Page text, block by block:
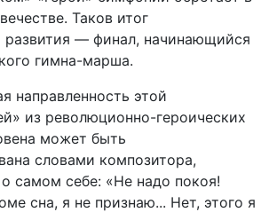
Таков итог
развития — финал, начинающийся
гимна-марша.
направленность этой
из революционно-героических
может быть
словами композитора,
самом себе: «Не надо покоя!
сна, я не признаю... Нет, этого я